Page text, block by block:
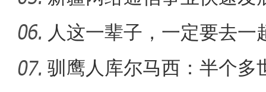
【与你为邻】海比夫：用六
距离
人这一辈子，一定要去一
驯鹰人库尔马西：半个多